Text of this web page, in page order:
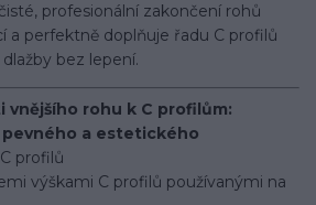
profesionální zakončení rohů
a perfektně doplňuje řadu C profilů
bez lepení.
vnějšího rohu k C profilům:
a estetického
profilů
výškami C profilů používanými na